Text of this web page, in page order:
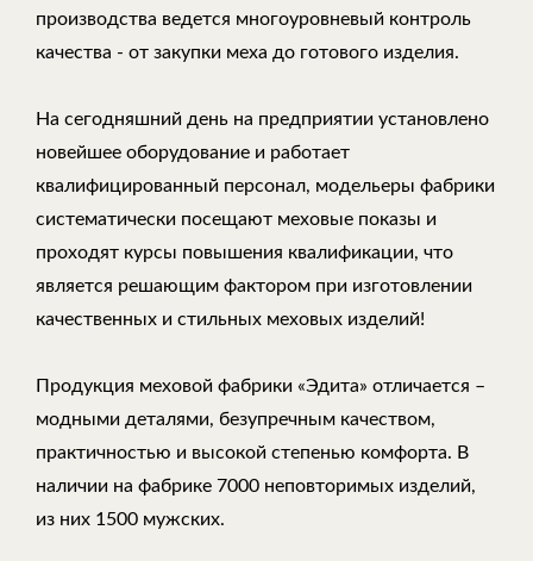
производства ведется многоуровневый контроль
качества - от закупки меха до готового изделия.
На сегодняшний день на предприятии установлено
новейшее оборудование и работает
квалифицированный персонал, модельеры фабрики
систематически посещают меховые показы и
проходят курсы повышения квалификации, что
является решающим фактором при изготовлении
качественных и стильных меховых изделий!
Продукция меховой фабрики «Эдита» отличается –
модными деталями, безупречным качеством,
практичностью и высокой степенью комфорта. В
наличии на фабрике 7000 неповторимых изделий,
из них 1500 мужских.